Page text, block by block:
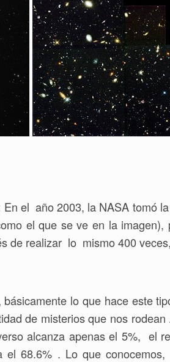
el año 2003, la NASA tomó
el que se ve en la
de realizar lo mismo 400
lo que hace este
de misterios que nos
alcanza apenas el 5%, el
el 68.6% . Lo que